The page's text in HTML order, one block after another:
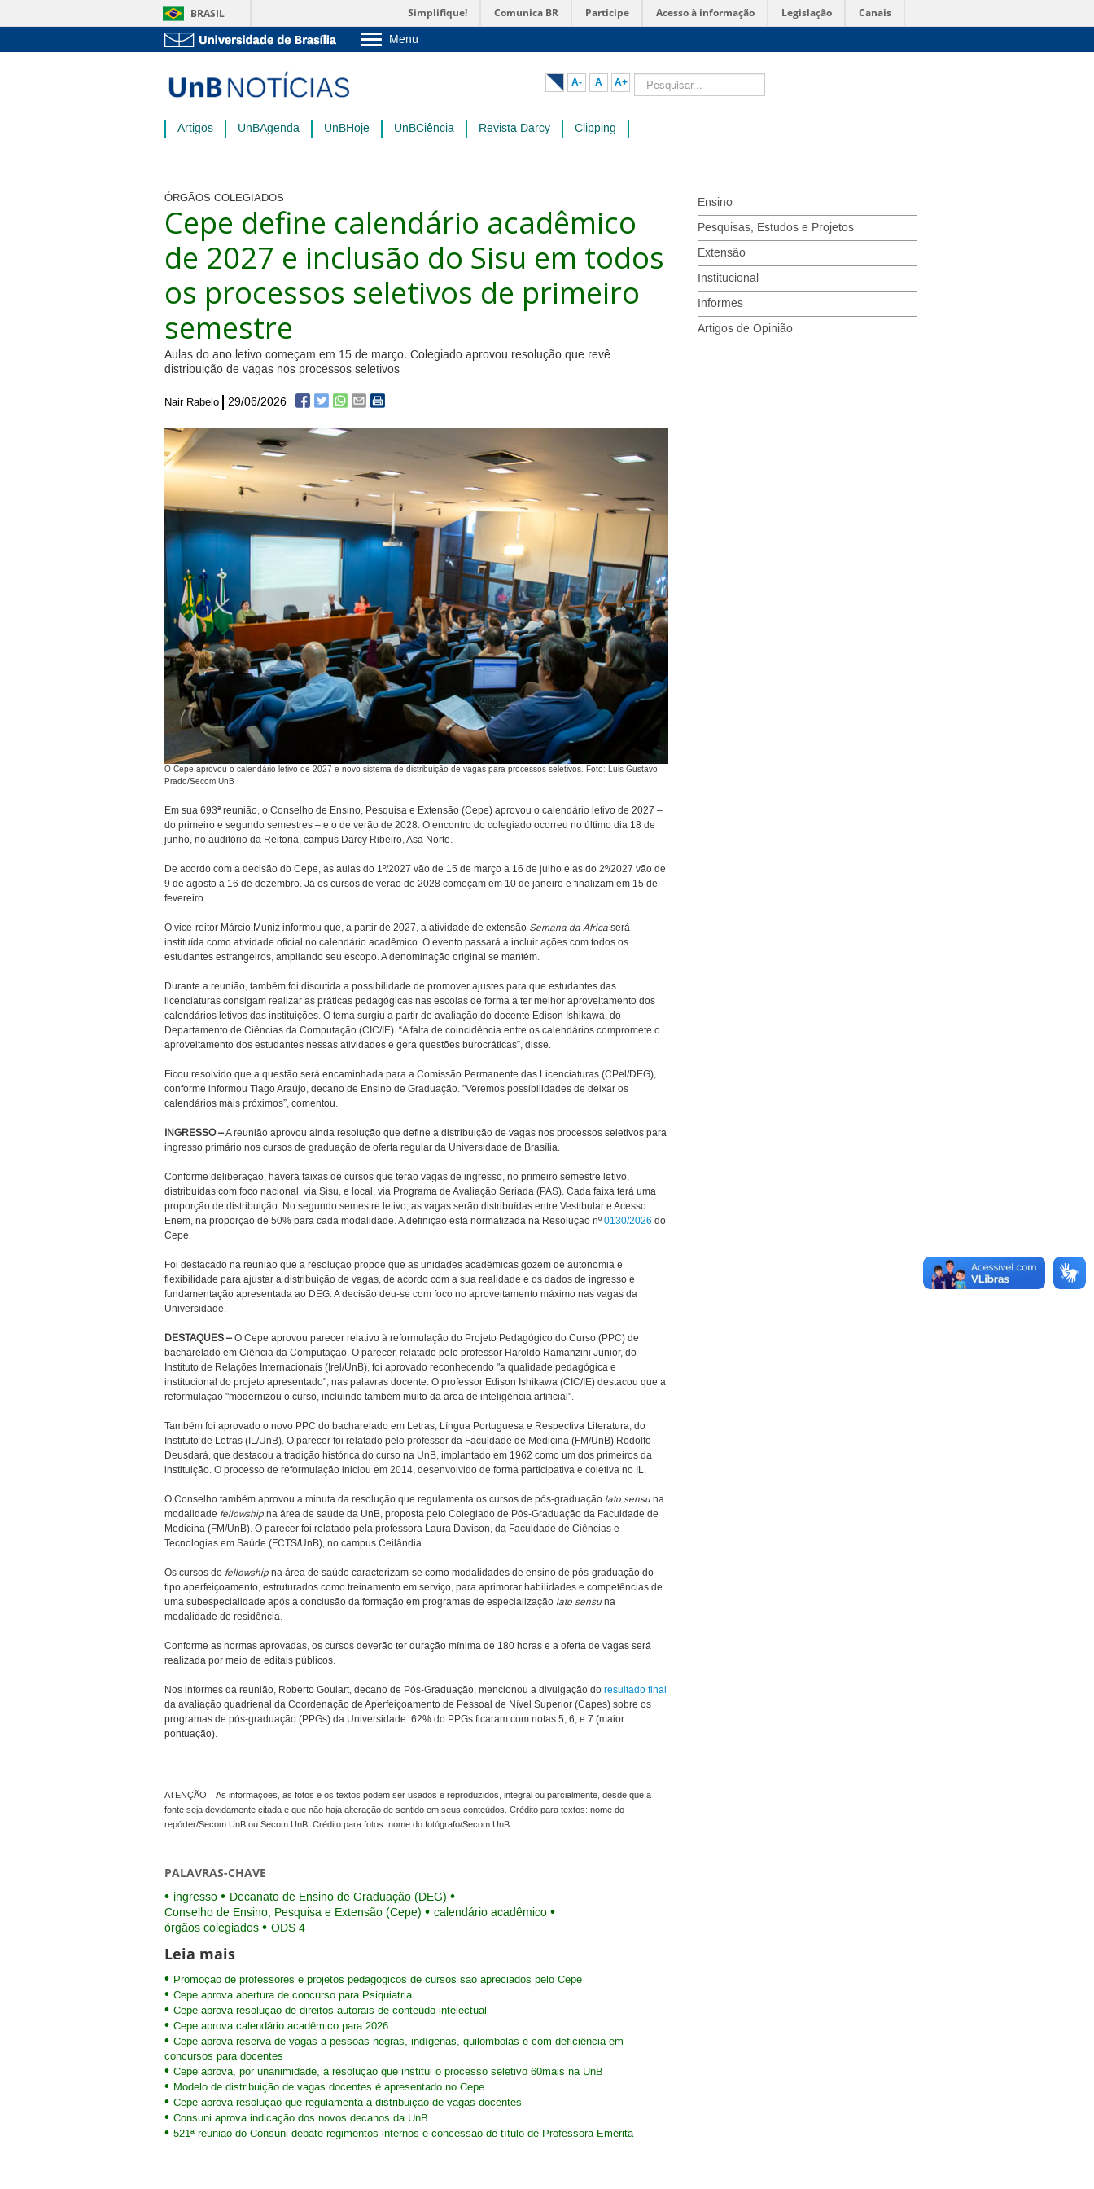
BRASIL Simplifique! Comunica BR Participe Acesso à informação Legislação Canais
Menu
Pós-Graduação
Administração
A- A A+ Pesquisar...
Artigos UnBAgenda UnBHoje UnBCiência Revista Darcy Clipping
ÓRGÃOS COLEGIADOS
Cepe define calendário acadêmico
de 2027 e inclusão do Sisu em todos
os processos seletivos de primeiro
semestre
Aulas do ano letivo começam em 15 de março. Colegiado aprovou resolução que revê
distribuição de vagas nos processos seletivos
Nair Rabelo 29/06/2026
O Cepe aprovou o calendário letivo de 2027 e novo sistema de distribuição de vagas para processos seletivos. Foto: Luis Gustavo
Prado/Secom UnB
Em sua 693ª reunião, o Conselho de Ensino, Pesquisa e Extensão (Cepe) aprovou o calendário letivo de 2027 –
do primeiro e segundo semestres – e o de verão de 2028. O encontro do colegiado ocorreu no último dia 18 de
junho, no auditório da Reitoria, campus Darcy Ribeiro, Asa Norte.
De acordo com a decisão do Cepe, as aulas do 1º/2027 vão de 15 de março a 16 de julho e as do 2º/2027 vão de
9 de agosto a 16 de dezembro. Já os cursos de verão de 2028 começam em 10 de janeiro e finalizam em 15 de
fevereiro.
O vice-reitor Márcio Muniz informou que, a partir de 2027, a atividade de extensão Semana da África será
instituída como atividade oficial no calendário acadêmico. O evento passará a incluir ações com todos os
estudantes estrangeiros, ampliando seu escopo. A denominação original se mantém.
Durante a reunião, também foi discutida a possibilidade de promover ajustes para que estudantes das
licenciaturas consigam realizar as práticas pedagógicas nas escolas de forma a ter melhor aproveitamento dos
calendários letivos das instituições. O tema surgiu a partir de avaliação do docente Edison Ishikawa, do
Departamento de Ciências da Computação (CIC/IE). “A falta de coincidência entre os calendários compromete o
aproveitamento dos estudantes nessas atividades e gera questões burocráticas”, disse.
Ficou resolvido que a questão será encaminhada para a Comissão Permanente das Licenciaturas (CPel/DEG),
conforme informou Tiago Araújo, decano de Ensino de Graduação. "Veremos possibilidades de deixar os
calendários mais próximos”, comentou.
INGRESSO –A reunião aprovou ainda resolução que define a distribuição de vagas nos processos seletivos para
ingresso primário nos cursos de graduação de oferta regular da Universidade de Brasília.
Conforme deliberação, haverá faixas de cursos que terão vagas de ingresso, no primeiro semestre letivo,
distribuídas com foco nacional, via Sisu, e local, via Programa de Avaliação Seriada (PAS). Cada faixa terá uma
proporção de distribuição. No segundo semestre letivo, as vagas serão distribuídas entre Vestibular e Acesso
Enem, na proporção de 50% para cada modalidade. A definição está normatizada na Resolução nº0130/2026 do
Cepe.
Foi destacado na reunião que a resolução propõe que as unidades acadêmicas gozem de autonomia e
flexibilidade para ajustar a distribuição de vagas, de acordo com a sua realidade e os dados de ingresso e
fundamentação apresentada ao DEG. A decisão deu-se com foco no aproveitamento máximo nas vagas da
Universidade.
DESTAQUES –O Cepe aprovou parecer relativo à reformulação do Projeto Pedagógico do Curso (PPC) de
bacharelado em Ciência da Computação. O parecer, relatado pelo professor Haroldo Ramanzini Junior, do
Instituto de Relações Internacionais (Irel/UnB), foi aprovado reconhecendo "a qualidade pedagógica e
institucional do projeto apresentado", nas palavras docente. O professor Edison Ishikawa (CIC/IE) destacou que a
reformulação "modernizou o curso, incluindo também muito da área de inteligência artificial".
Também foi aprovado o novo PPC do bacharelado em Letras, Língua Portuguesa e Respectiva Literatura, do
Instituto de Letras (IL/UnB). O parecer foi relatado pelo professor da Faculdade de Medicina (FM/UnB) Rodolfo
Deusdará, que destacou a tradição histórica do curso na UnB, implantado em 1962 como um dos primeiros da
instituição. O processo de reformulação iniciou em 2014, desenvolvido de forma participativa e coletiva no IL.
O Conselho também aprovou a minuta da resolução que regulamenta os cursos de pós-graduação lato sensu na
modalidade fellowship na área de saúde da UnB, proposta pelo Colegiado de Pós-Graduação da Faculdade de
Medicina (FM/UnB). O parecer foi relatado pela professora Laura Davison, da Faculdade de Ciências e
Tecnologias em Saúde (FCTS/UnB), no campus Ceilândia.
Os cursos de fellowship na área de saúde caracterizam-se como modalidades de ensino de pós-graduação do
tipo aperfeiçoamento, estruturados como treinamento em serviço, para aprimorar habilidades e competências de
uma subespecialidade após a conclusão da formação em programas de especialização lato sensu na
modalidade de residência.
Conforme as normas aprovadas, os cursos deverão ter duração mínima de 180 horas e a oferta de vagas será
realizada por meio de editais públicos.
Nos informes da reunião, Roberto Goulart, decano de Pós-Graduação, mencionou a divulgação do resultado final
da avaliação quadrienal da Coordenação de Aperfeiçoamento de Pessoal de Nível Superior (Capes) sobre os
programas de pós-graduação (PPGs) da Universidade: 62% do PPGs ficaram com notas 5, 6, e 7 (maior
pontuação).
ATENÇÃO – As informações, as fotos e os textos podem ser usados e reproduzidos, integral ou parcialmente, desde que a
fonte seja devidamente citada e que não haja alteração de sentido em seus conteúdos. Crédito para textos: nome do
repórter/Secom UnB ou Secom UnB. Crédito para fotos: nome do fotógrafo/Secom UnB.
PALAVRAS-CHAVE
ingresso
Decanato de Ensino de Graduação (DEG)
Conselho de Ensino, Pesquisa e Extensão (Cepe)
calendário acadêmico
órgãos colegiados
ODS 4
Leia mais
Promoção de professores e projetos pedagógicos de cursos são apreciados pelo Cepe
Cepe aprova abertura de concurso para Psiquiatria
Cepe aprova resolução de direitos autorais de conteúdo intelectual
Cepe aprova calendário acadêmico para 2026
Cepe aprova reserva de vagas a pessoas negras, indígenas, quilombolas e com deficiência em
concursos para docentes
Cepe aprova, por unanimidade, a resolução que institui o processo seletivo 60mais na UnB
Modelo de distribuição de vagas docentes é apresentado no Cepe
Cepe aprova resolução que regulamenta a distribuição de vagas docentes
Consuni aprova indicação dos novos decanos da UnB
521ª reunião do Consuni debate regimentos internos e concessão de título de Professora Emérita
Ensino
Pesquisas, Estudos e Projetos
Extensão
Institucional
Informes
Artigos de Opinião